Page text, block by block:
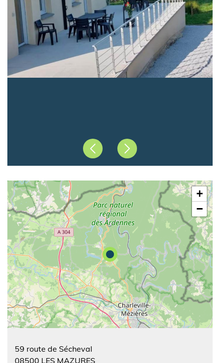
PrécédentSuivant
+
−
59 route de Sécheval
08500 LES MAZURES